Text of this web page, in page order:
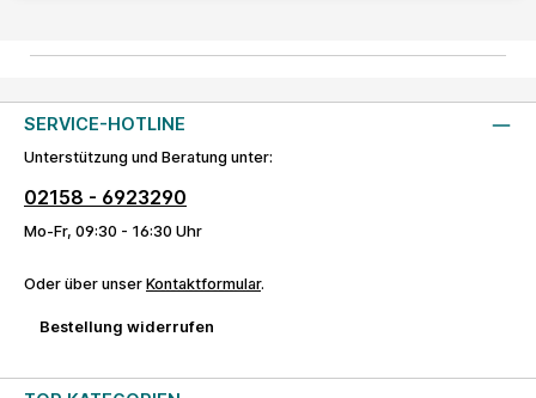
SERVICE-HOTLINE
Unterstützung und Beratung unter:
02158 - 6923290
Mo-Fr, 09:30 - 16:30 Uhr
Oder über unser Kontaktformular.
Bestellung widerrufen